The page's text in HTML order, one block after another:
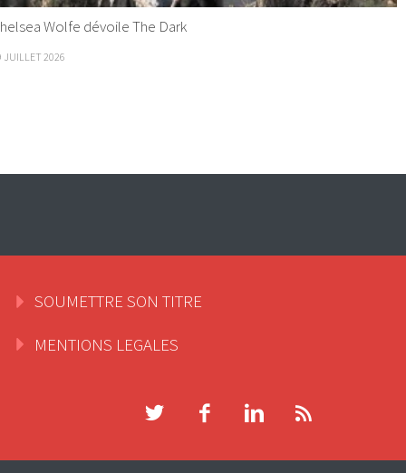
Wolfe dévoile The Dark
JUILLET 2026
SOUMETTRE SON TITRE
MENTIONS LEGALES